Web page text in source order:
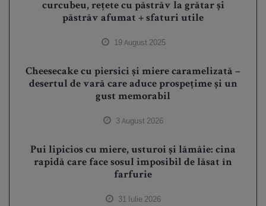
curcubeu, rețete cu păstrăv la grătar și
păstrăv afumat + sfaturi utile
19 August 2025
Cheesecake cu piersici și miere caramelizată –
desertul de vară care aduce prospețime și un
gust memorabil
3 August 2026
Pui lipicios cu miere, usturoi și lămâie: cina
rapidă care face sosul imposibil de lăsat în
farfurie
31 Iulie 2026